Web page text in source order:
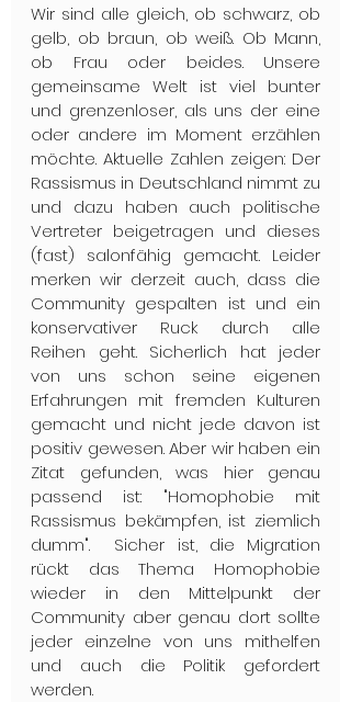
Wir sind alle gleich, ob schwarz, ob
gelb, ob braun, ob weiß. Ob Mann,
ob Frau oder beides. Unsere
gemeinsame Welt ist viel bunter
und grenzenloser, als uns der eine
oder andere im Moment erzählen
möchte. Aktuelle Zahlen zeigen: Der
Rassismus in Deutschland nimmt zu
und dazu haben auch politische
Vertreter beigetragen und dieses
(fast) salonfähig gemacht. Leider
merken wir derzeit auch, dass die
Community gespalten ist und ein
konservativer Ruck durch alle
Reihen geht. Sicherlich hat jeder
von uns schon seine eigenen
Erfahrungen mit fremden Kulturen
gemacht und nicht jede davon ist
positiv gewesen. Aber wir haben ein
Zitat gefunden, was hier genau
passend ist: "Homophobie mit
Rassismus bekämpfen, ist ziemlich
dumm".  Sicher ist, die Migration
rückt das Thema Homophobie
wieder in den Mittelpunkt der
Community aber genau dort sollte
jeder einzelne von uns mithelfen
und auch die Politik gefordert
werden.